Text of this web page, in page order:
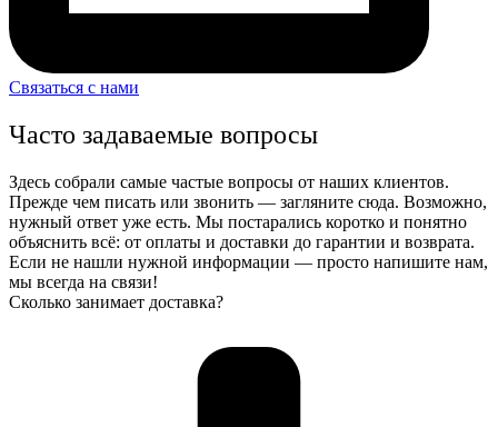
Связаться с нами
Часто задаваемые вопросы
Здесь собрали самые частые вопросы от наших клиентов.
Прежде чем писать или звонить — загляните сюда. Возможно,
нужный ответ уже есть. Мы постарались коротко и понятно
объяснить всё: от оплаты и доставки до гарантии и возврата.
Если не нашли нужной информации — просто напишите нам,
мы всегда на связи!
Сколько занимает доставка?